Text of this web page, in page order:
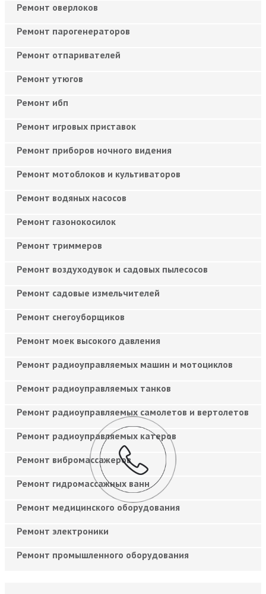
Ремонт оверлоков
Ремонт парогенераторов
Ремонт отпаривателей
Ремонт утюгов
Ремонт ибп
Ремонт игровых приставок
Ремонт приборов ночного видения
Ремонт мотоблоков и культиваторов
Ремонт водяных насосов
Ремонт газонокосилок
Ремонт триммеров
Ремонт воздуходувок и садовых пылесосов
Ремонт садовые измельчителей
Ремонт снегоуборщиков
Ремонт моек высокого давления
Ремонт радиоуправляемых машин и мотоциклов
Ремонт радиоуправляемых танков
Ремонт радиоуправляемых самолетов и вертолетов
Ремонт радиоуправляемых катеров
Ремонт вибромассажеров
Ремонт гидромассажных ванн
Ремонт медицинского оборудования
Ремонт электроники
Ремонт промышленного оборудования